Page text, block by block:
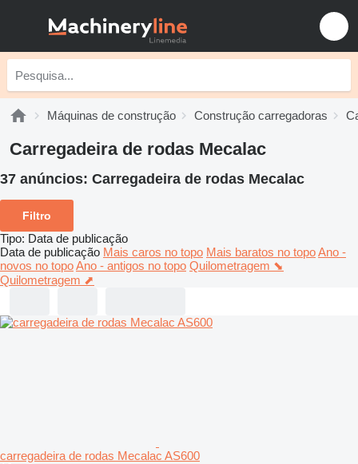
Máquinas de construção Construção carregadoras
Carregadeira de rodas Mecalac
37 anúncios: Carregadeira de rodas Mecalac
Filtro
Tipo: Data de publicação
Data de publicação Mais caros no topo Mais baratos no topoAno -
novos no topoAno - antigos no topo Quilometragem ⬊
Quilometragem ⬈
carregadeira de rodas Mecalac AS600